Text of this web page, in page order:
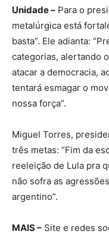
Unidade – Para o
metalúrgica está
basta”. Ele adianta:
categorias, alertando
atacar a democracia,
tentará esmagar o
nossa força”.
Miguel Torres,
três metas: “Fim da
reeleição de Lula pra
não sofra as
argentino”.
MAIS – Site e redes